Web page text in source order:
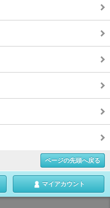
ページの先頭へ戻る
マイアカウント